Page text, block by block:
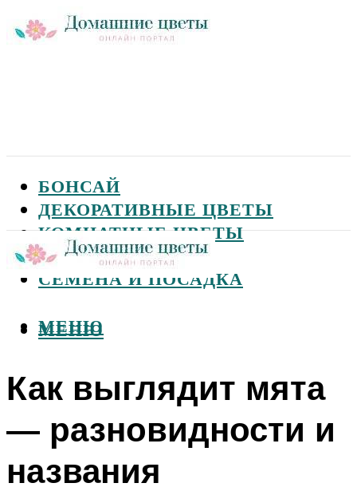
БОНСАЙ
ДЕКОРАТИВНЫЕ ЦВЕТЫ
КОМНАТНЫЕ ЦВЕТЫ
САДОВЫЕ ЦВЕТЫ
СЕМЕНА И ПОСАДКА
МЕНЮ
МЕНЮ
Как выглядит мята
— разновидности и
названия